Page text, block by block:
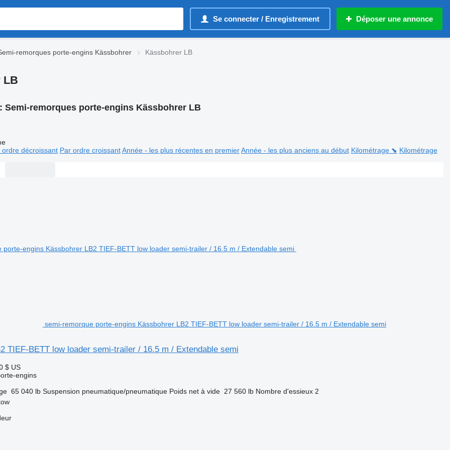
Se connecter / Enregistrement Déposer une annonce
remorques porte-engins Kässbohrer Kässbohrer LB
LB
Semi-remorques porte-engins Kässbohrer LB
ordre décroissant Par ordre croissant Année - les plus récentes en premier Année - les plus anciens au début Kilométrage ⬊ Kilométrage
semi-remorque porte-engins Kässbohrer LB2 TIEF-BETT low loader semi-trailer / 16.5 m / Extendable semi
TIEF-BETT low loader semi-trailer / 16.5 m / Extendable semi
$ US
engins
65 040 lb Suspension pneumatique/pneumatique Poids net à vide 27 560 lb Nombre d'essieux 2